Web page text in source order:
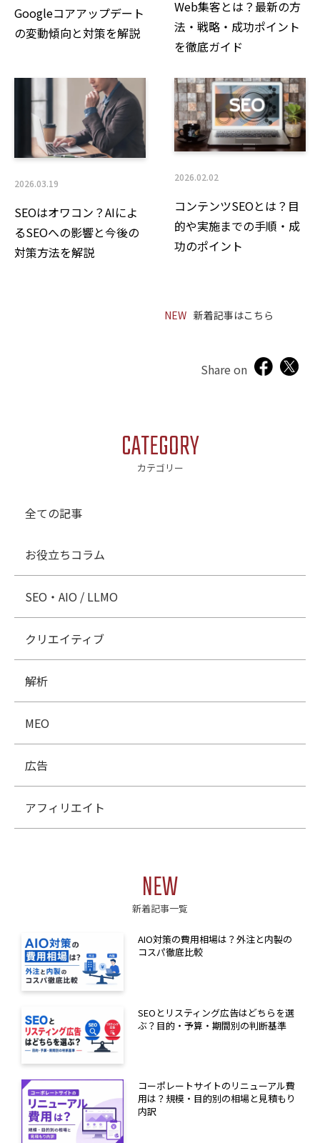
2.合併その他の事由による事業の承継に伴って個人情
報が提供される場合
3.個人情報を特定の者との間で共同して利用する場合
であって、その旨並びに共同して利用される個人情報
の項目、共同して利用する者の範囲、利用する者の利
用目的および当該個人情報の管理について責任を有す
る者の氏名または名称について、あらかじめ本人に通
知し、または本人が容易に知り得る状態に置いた場合
第5条（個人情報の開示）
(1)当社は、本人から個人情報の開示を求められたと
きは、本人に対し、遅滞なくこれを開示します。
ただし、開示することにより次のいずれかに該当する
2.当社の業務の適正な実施に著しい支障を及ぼすおそ
ついては、原則として開示いたしません。
た情報である場合には、当社が定める手続きにより、
下、「訂正等」といいます。）を請求することができ
ます。
(2)当社は、お客様から前項の請求を受けてその請求
に応じる必要があると判断した場合には、遅滞なく、
当該個人情報の訂正等を行うものとします。
(3)当社は、前項の規定に基づき訂正等を行った場
合、または訂正等を行わない旨の決定をしたときは遅
滞なく、これをお客様に通知します。
第7条（個人情報の利用停止等）
を超えて取り扱われているという理由、または不正の
手段により取得されたものであるという理由により、
その利用の停止または消去（以下、「利用停止等」と
いいます。）を求められた場合には、遅滞なく必要な
があると判断した場合には、遅滞なく、当該個人情報
の利用停止等を行います。
(3)当社は、前項の規定に基づき利用停止等を行った
場合、または利用停止等を行わない旨の決定をしたと
きは、遅滞なく、これをお客様に通知します。
(4)前2項にかかわらず、利用停止等に多額の費用を有
する場合その他利用停止等を行うことが困難な場合で
あって、お客様の権利利益を保護するために必要なこ
れに代わるべき措置をとれる場合は、この代替策を講
第8条（プライバシーポリシーの変更）
(1)本ポリシーの内容は、法令その他本ポリシーに別
Googleコアアップデート
の変動傾向と対策を解説
Web集客とは？最新の方
法・戦略・成功ポイント
を徹底ガイド
2026.03.19
SEOはオワコン？AIによ
るSEOへの影響と今後の
対策方法を解説
2026.02.02
コンテンツSEOとは？目
的や実施までの手順・成
功のポイント
NEW 新着記事はこちら
Share on
CATEGORY
カテゴリー
全ての記事
お役立ちコラム
SEO・AIO / LLMO
クリエイティブ
解析
MEO
広告
アフィリエイト
NEW
新着記事一覧
AIO対策の費用相場は？外注と内製の
コスパ徹底比較
SEOとリスティング広告はどちらを選
ぶ？目的・予算・期間別の判断基準
コーポレートサイトのリニューアル費
用は？規模・目的別の相場と見積もり
内訳